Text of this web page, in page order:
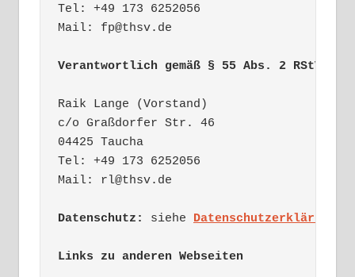
Tel: +49 173 6252056
Mail: fp@thsv.de
Verantwortlich gemäß § 55 Abs. 2 RStV:
Raik Lange (Vorstand)
c/o Graßdorfer Str. 46
04425 Taucha
Tel: +49 173 6252056
Mail: rl@thsv.de
Datenschutz: siehe Datenschutzerklärung
Links zu anderen Webseiten